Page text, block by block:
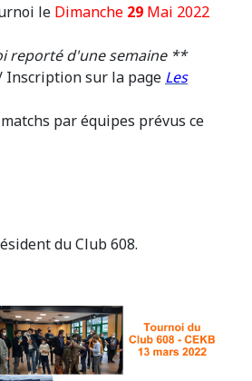
le Dimanche 29 Mai 2022
d'une semaine **
sur la page Les
paréquipes prévus ce
du Club 608.